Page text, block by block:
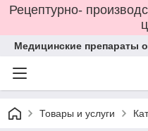
Рецептурно-
Медицинские препараты
Товары и услуги